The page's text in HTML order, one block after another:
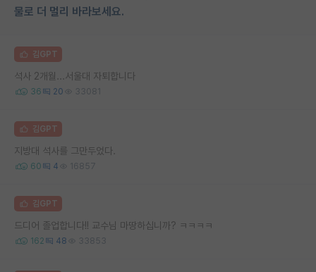
물로 더 멀리 바라보세요.
김GPT
석사 2개월...서울대 자퇴합니다
36 20 33081
김GPT
지방대 석사를 그만두었다.
60 4 16857
김GPT
드디어 졸업합니다!! 교수님 마땅하십니까? ㅋㅋㅋㅋ
162 48 33853